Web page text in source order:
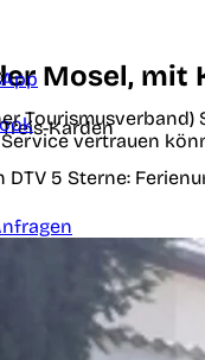
Mosel, mit
Treis-Karden
DTV 5 Sterne:
vertrauen